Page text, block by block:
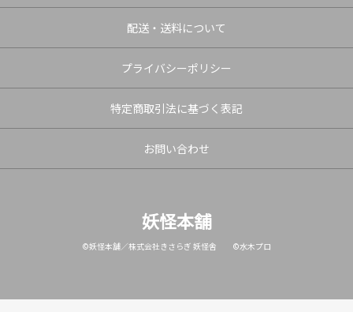
配送・送料について
プライバシーポリシー
特定商取引法に基づく表記
お問い合わせ
妖怪本舗
©妖怪本舗／株式会社きさらぎ 妖怪舎 ©水木プロ